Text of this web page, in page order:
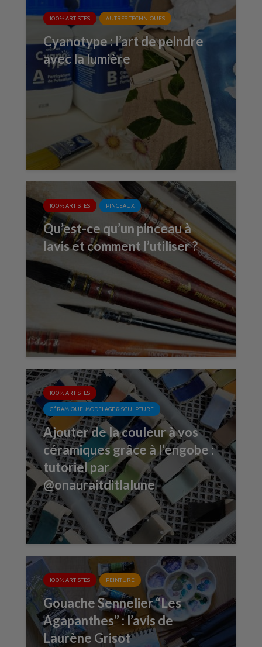
100% ARTISTES AUTRES TECHNIQUES
Cyanotype : l’art de peindre
avec la lumière
100% ARTISTES PINCEAUX
Qu’est-ce qu’un pinceau à
lavis et comment l’utiliser ?
100% ARTISTES
CÉRAMIQUE, MODELAGE & SCULPTURE
Ajouter de la couleur à vos
céramiques grâce à l’engobe :
tutoriel par
@onauraitditlalune
100% ARTISTES PEINTURE
Gouache Sennelier “Les
Agapanthes” : l’avis de
Laurène Grisot